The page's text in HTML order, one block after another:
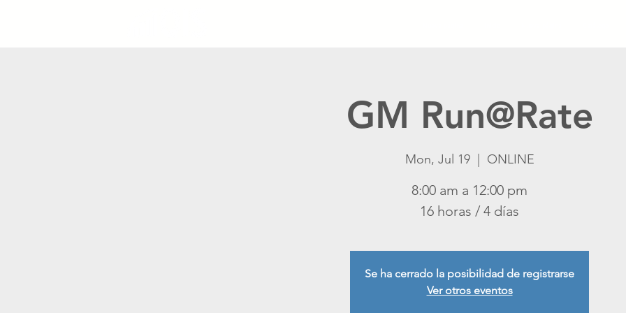
GM Run@Rate
Mon, Jul 19
  |
ONLINE
8:00 am a 12:00 pm
16 horas / 4 días
Se ha cerrado la posibilidad de registrarse
Ver otros eventos